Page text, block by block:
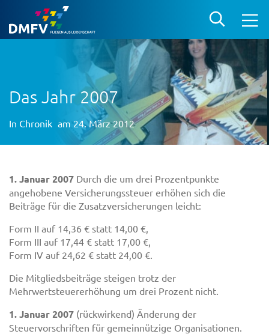
Das Jahr 2007
In Chronik am 24. März 2012
1. Januar 2007 Durch die um drei Prozentpunkte
angehobene Versicherungssteuer erhöhen sich die
Beiträge für die Zusatzversicherungen leicht:
Form II auf 14,36 € statt 14,00 €,
Form III auf 17,44 € statt 17,00 €,
Form IV auf 24,62 € statt 24,00 €.
Die Mitgliedsbeiträge steigen trotz der
Mehrwertsteuererhöhung um drei Prozent nicht.
1. Januar 2007 (rückwirkend) Änderung der
Steuervorschriften für gemeinnützige Organisationen.